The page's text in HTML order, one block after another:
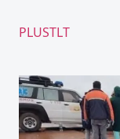
PLUSTLT